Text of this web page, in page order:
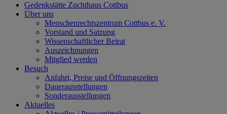
Gedenkstätte Zuchthaus Cottbus
Über uns
Menschenrechtszentrum Cottbus e. V.
Vorstand und Satzung
Wissenschaftlicher Beirat
Auszeichnungen
Mitglied werden
Besuch
Anfahrt, Preise und Öffnungszeiten
Dauerausstellungen
Sonderausstellungen
Aktuelles